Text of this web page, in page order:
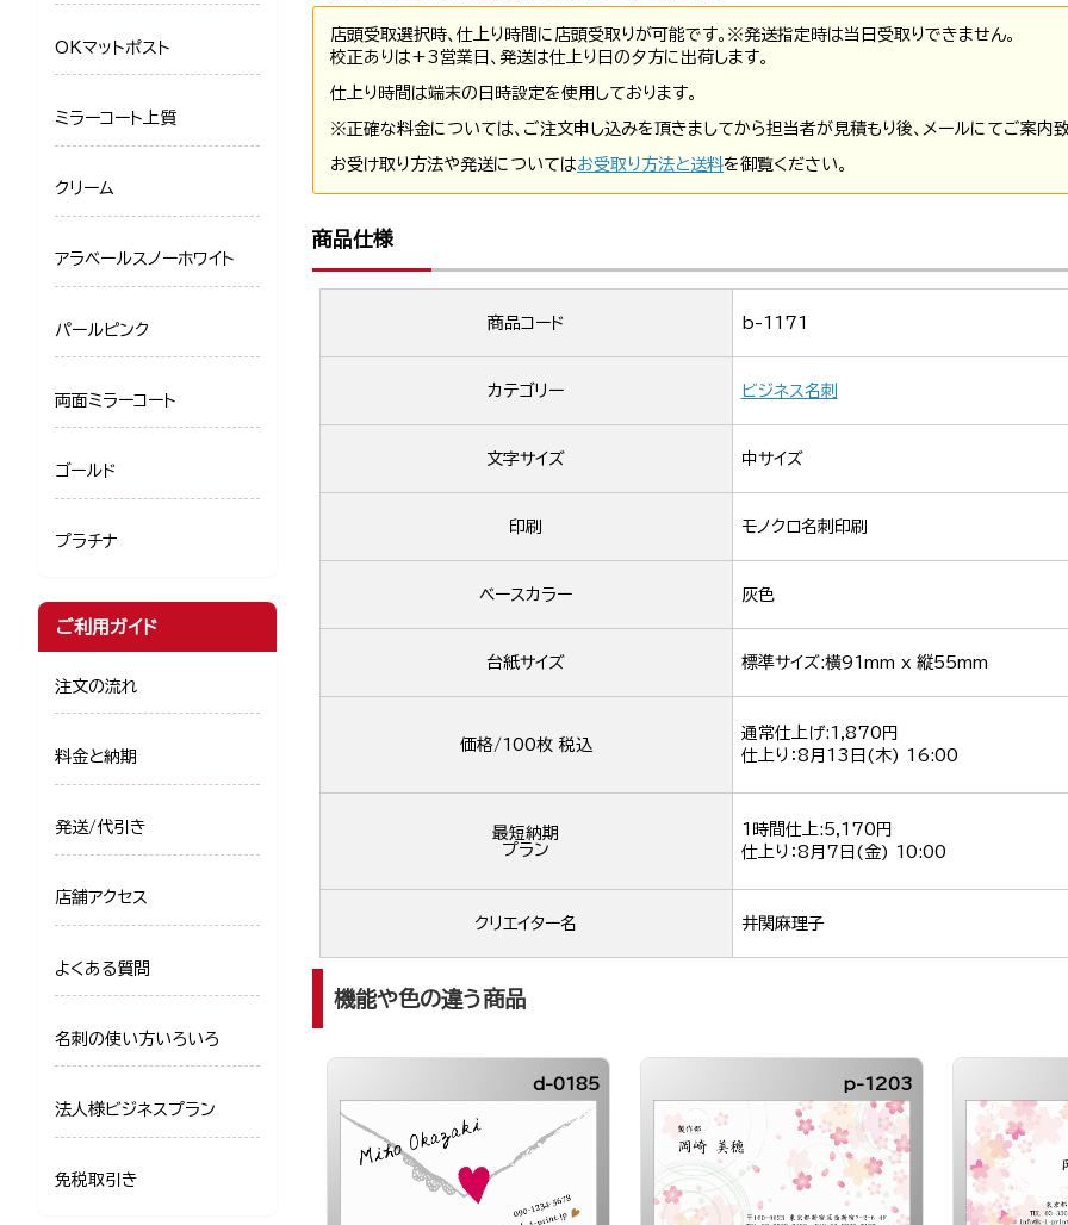
店頭受取選択時、仕上り時間に店頭受取りが可能です。※発送指定時は当日受取りできません。
校正ありは+3営業日、発送は仕上り日の夕方に出荷します。
仕上り時間は端末の日時設定を使用しております。
※正確な料金については、ご注文申し込みを頂きましてから担当者が見積もり後、メールにてご案内致
お受け取り方法や発送についてはお受取り方法と送料を御覧ください。
商品仕様
商品コード b-1171
カテゴリー ビジネス名刺
文字サイズ 中サイズ
印刷 モノクロ名刺印刷
ベースカラー 灰色
台紙サイズ 標準サイズ:横91mm x 縦55mm
価格/100枚 税込
通常仕上げ:1,870円
仕上り：8月13日(木) 16:00
最短納期
プラン
1時間仕上:5,170円
仕上り：8月7日(金) 10:00
クリエイター名 井関麻理子
機能や色の違う商品
d-0185 p-1203
OKマットポスト
ミラーコート上質
クリーム
アラベールスノーホワイト
パールピンク
両面ミラーコート
ゴールド
プラチナ
ご利用ガイド
注文の流れ
料金と納期
発送/代引き
店舗アクセス
よくある質問
名刺の使い方いろいろ
法人様ビジネスプラン
免税取引き